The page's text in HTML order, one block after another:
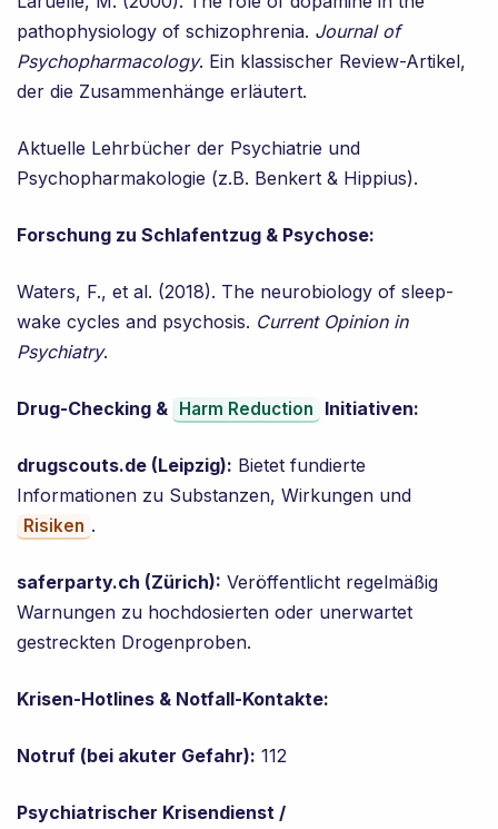
pathophysiology of schizophrenia. Journal of
Psychopharmacology. Ein klassischer Review-Artikel,
der die Zusammenhänge erläutert.
Aktuelle Lehrbücher der Psychiatrie und
Psychopharmakologie (z.B. Benkert & Hippius).
Forschung zu Schlafentzug & Psychose:
Waters, F., et al. (2018). The neurobiology of sleep-
wake cycles and psychosis. Current Opinion in
Psychiatry.
Drug-Checking & Harm Reduction Initiativen:
drugscouts.de (Leipzig): Bietet fundierte
Informationen zu Substanzen, Wirkungen und
Risiken .
saferparty.ch (Zürich): Veröffentlicht regelmäßig
Warnungen zu hochdosierten oder unerwartet
gestreckten Drogenproben.
Krisen-Hotlines & Notfall-Kontakte:
Notruf (bei akuter Gefahr): 112
Psychiatrischer Krisendienst /